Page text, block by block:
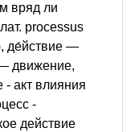
вряд ли
processus
де́йствие —
движение,
акт влияния
-
действие